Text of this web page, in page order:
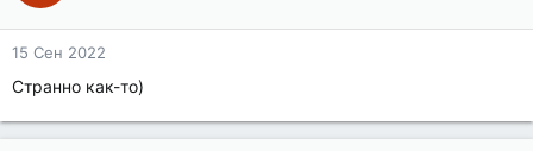
15 Сен 2022
Странно как-то)